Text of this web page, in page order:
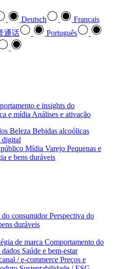
Deutsch
Français
通话
Português
e insights do
e mídia Análises e ativação
Beleza Bebidas alcoólicas
digital
Mídia Varejo Pequenas e
e bens duráveis
consumidor Perspectiva do
duráveis
de marca Comportamento do
Saúde e bem‑estar
/ e‑commerce Preços e